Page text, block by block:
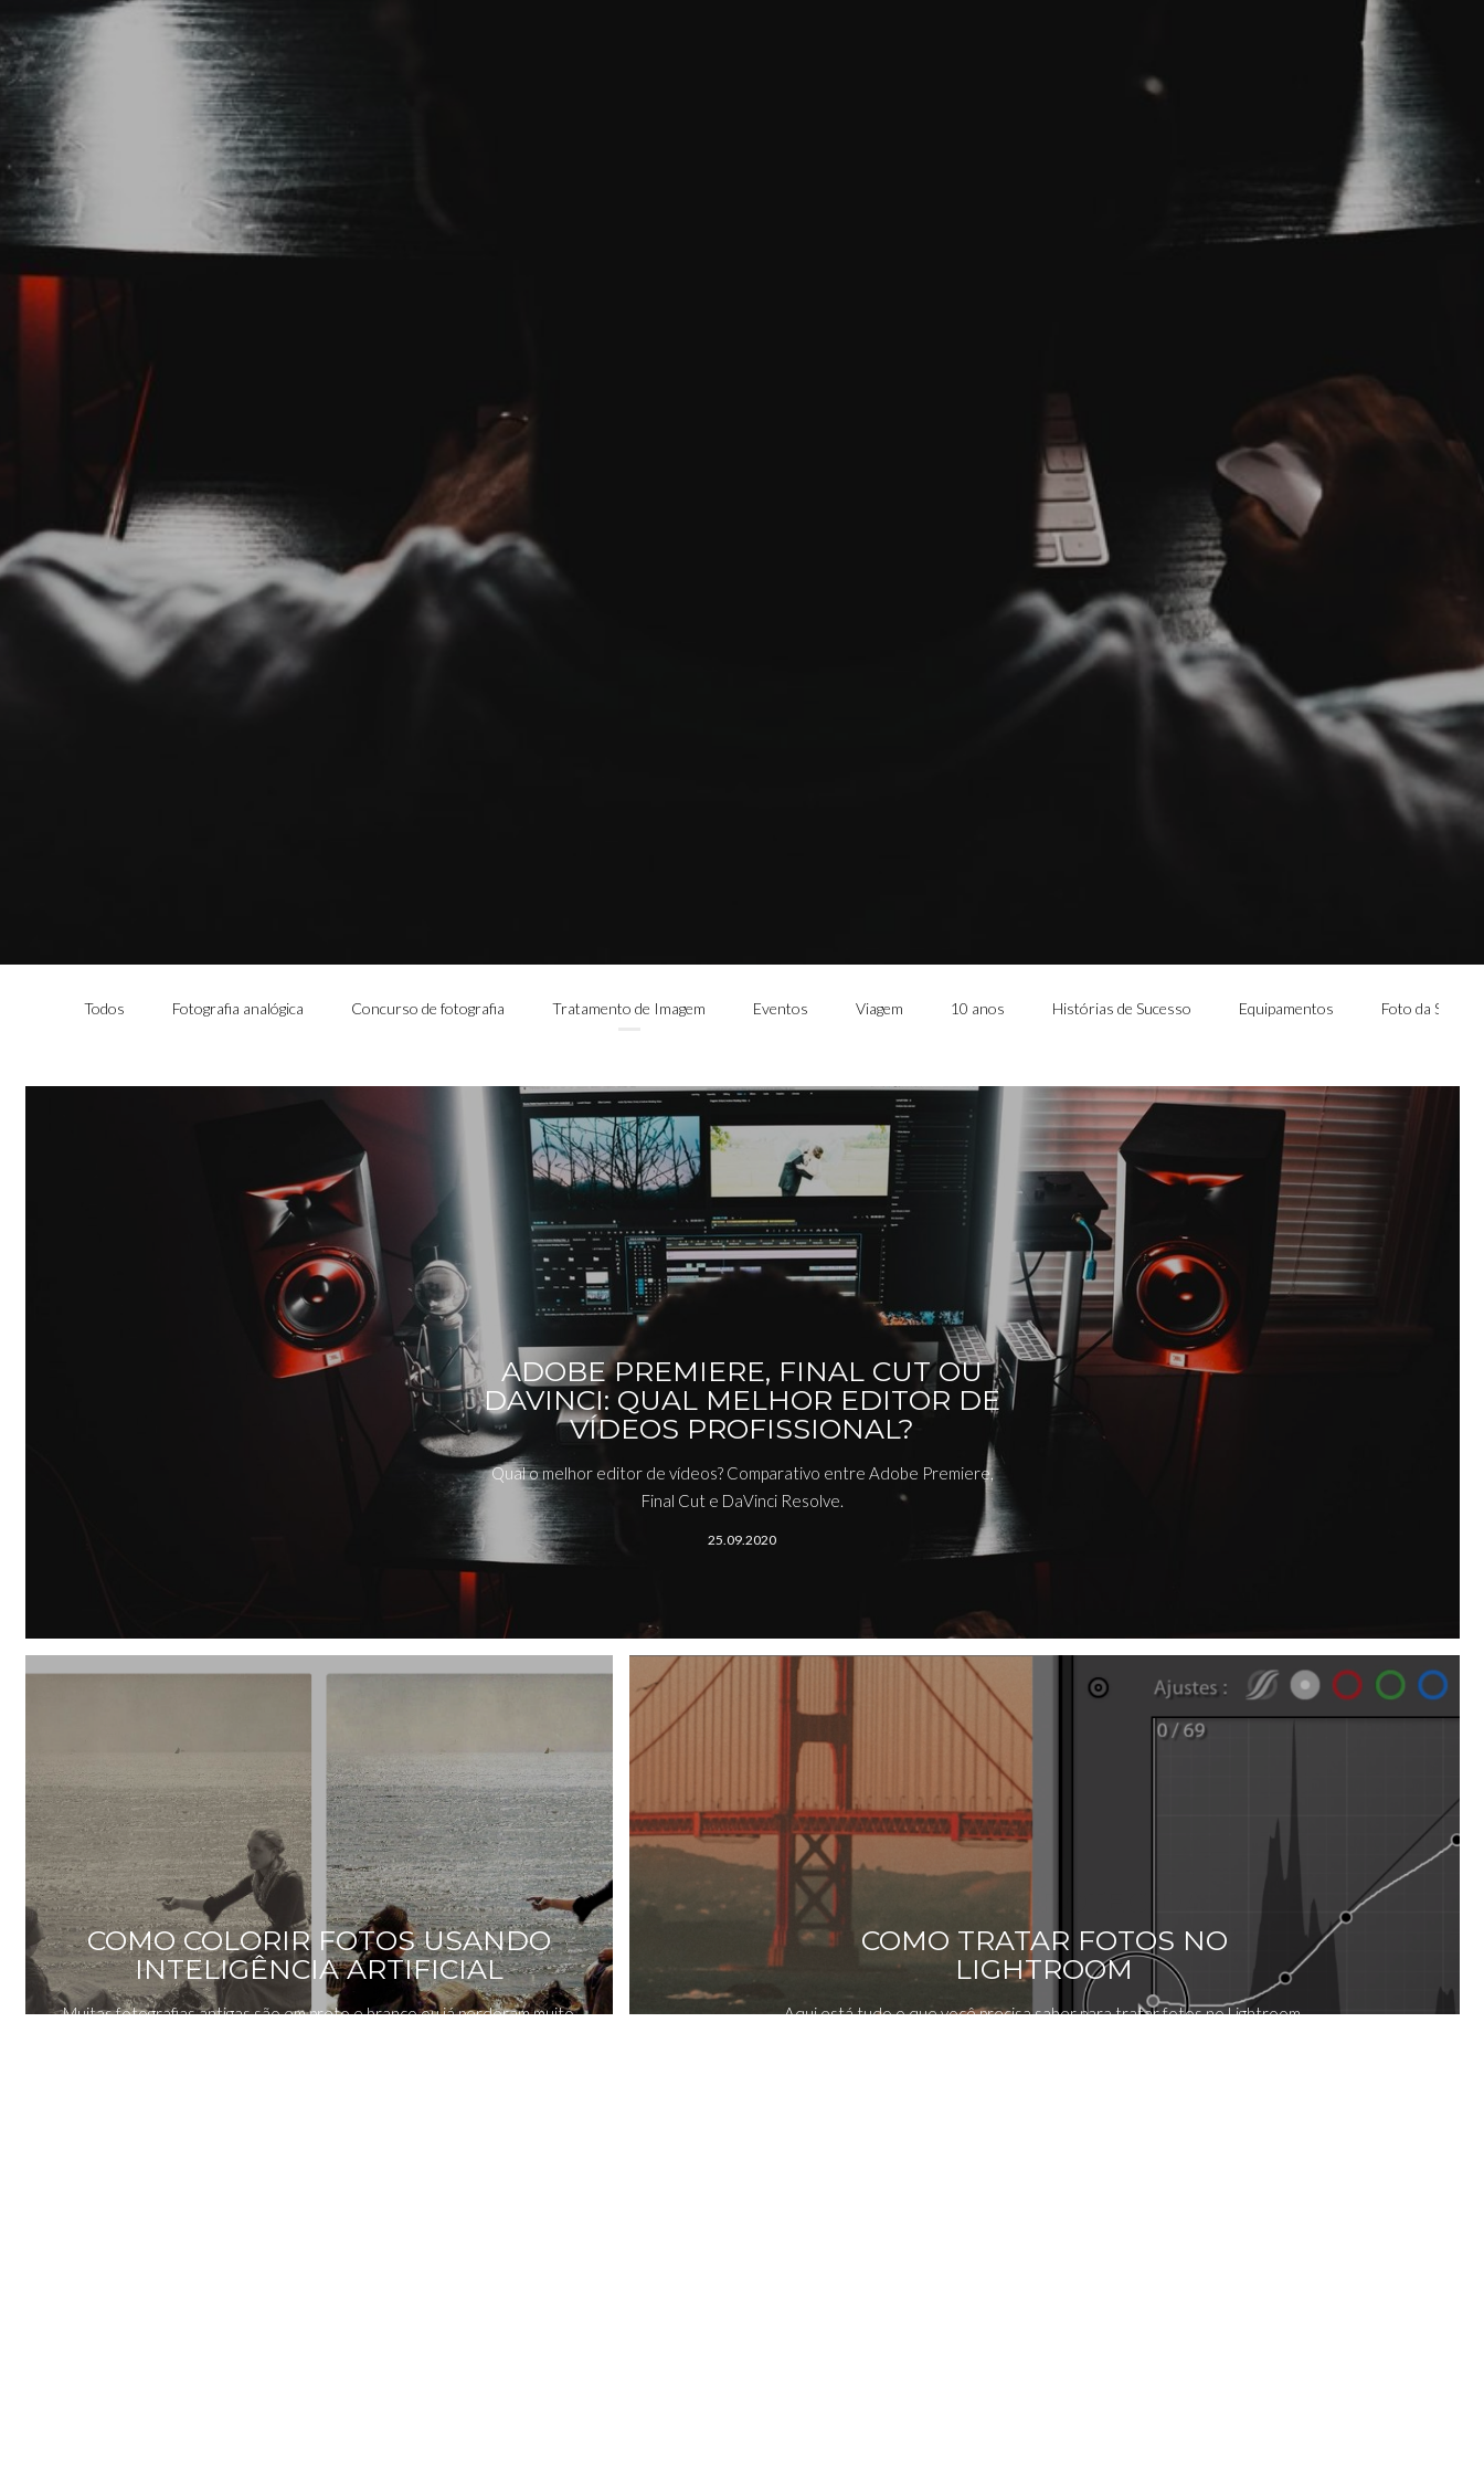
Todos Fotografia analógica Concurso de fotografia Tratamento de Imagem Eventos Viagem 10 anos Histórias de Sucesso Equipamentos Foto da
ADOBE PREMIERE, FINAL CUT OU
DAVINCI: QUAL MELHOR EDITOR DE
VÍDEOS PROFISSIONAL?
Qual o melhor editor de vídeos? Comparativo entre Adobe Premiere,
Final Cut e DaVinci Resolve.
25.09.2020
COMO COLORIR FOTOS USANDO
INTELIGÊNCIA ARTIFICIAL
Muitas fotografias antigas são em preto e branco ou já perderam muito
COMO TRATAR FOTOS NO
LIGHTROOM
Aqui está tudo o que você precisa saber para tratar fotos no Lightroom.